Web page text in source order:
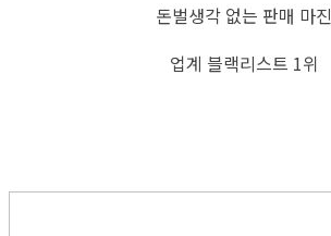
돈벌생각 없는 판매 마진
업계 블랙리스트 1위